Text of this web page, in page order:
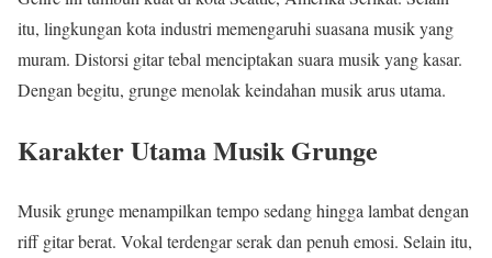
itu, lingkungan kota industri memengaruhi suasana musik yang
muram. Distorsi gitar tebal menciptakan suara musik yang kasar.
Dengan begitu, grunge menolak keindahan musik arus utama.
Karakter Utama Musik Grunge
Musik grunge menampilkan tempo sedang hingga lambat dengan
riff gitar berat. Vokal terdengar serak dan penuh emosi. Selain itu,